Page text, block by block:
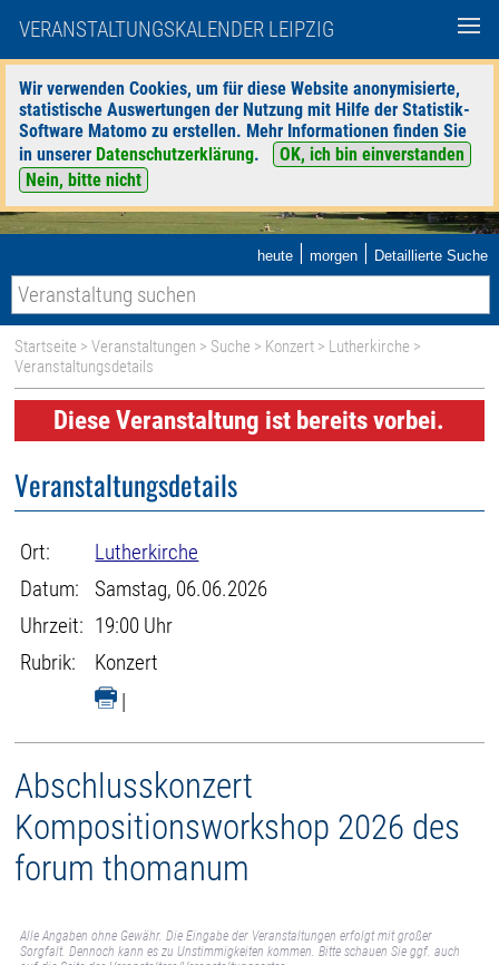
VERANSTALTUNGSKALENDER LEIPZIG
Wir verwenden Cookies, um für diese Website anonymisierte,
statistische Auswertungen der Nutzung mit Hilfe der Statistik-
Software Matomo zu erstellen. Mehr Informationen finden Sie
in unserer Datenschutzerklärung.
OK, ich bin einverstanden
Nein, bitte nicht
heute | morgen | Detaillierte Suche
Startseite >Veranstaltungen > Suche > Konzert > Lutherkirche >
Veranstaltungsdetails
Diese Veranstaltung ist bereits vorbei.
Veranstaltungsdetails
Ort:
Lutherkirche
Datum:
Samstag, 06.06.2026
Uhrzeit: 19:00 Uhr
Rubrik:
Konzert
|
Abschlusskonzert
Kompositionsworkshop 2026 des
forum thomanum
Alle Angaben ohne Gewähr. Die Eingabe der Veranstaltungen erfolgt mit großer
Sorgfalt. Dennoch kann es zu Unstimmigkeiten kommen. Bitte schauen Sie ggf. auch